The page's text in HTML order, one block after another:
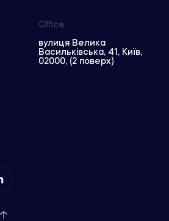
Office
вулиця Велика
Васильківська, 41, Київ,
02000, (2 поверх)